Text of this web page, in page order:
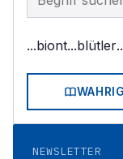
...biont...blütler
NEWSLETTER